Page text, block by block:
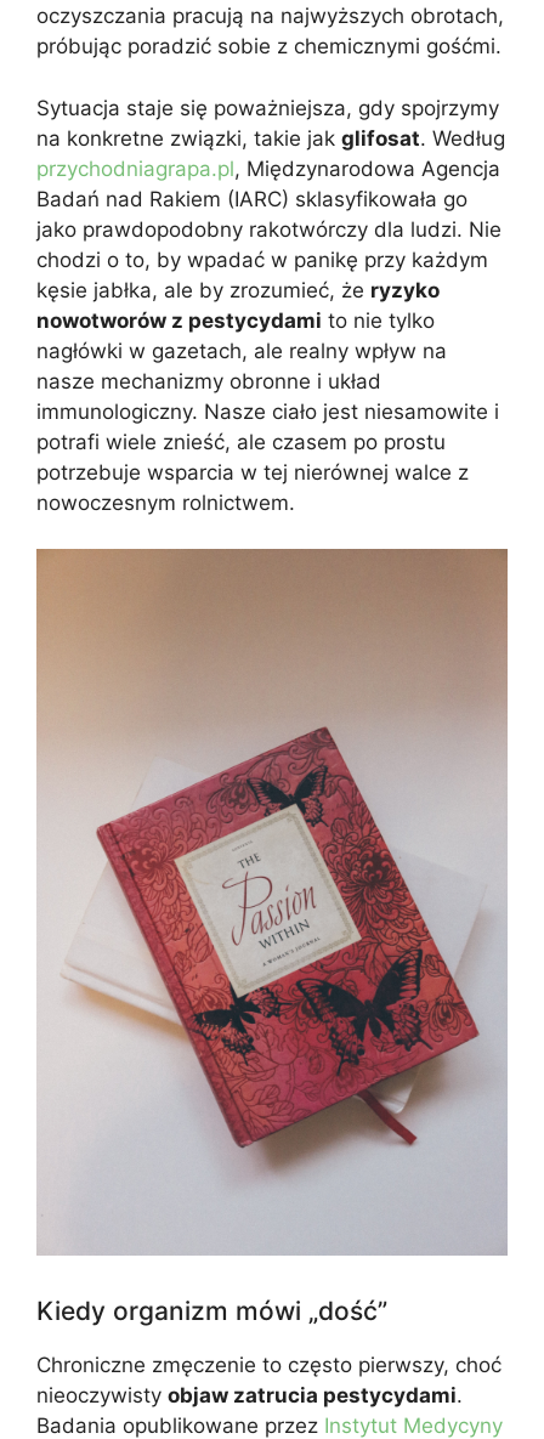
oczyszczania pracują na najwyższych obrotach,
próbując poradzić sobie z chemicznymi gośćmi.
Sytuacja staje się poważniejsza, gdy spojrzymy
na konkretne związki, takie jak glifosat. Według
przychodniagrapa.pl, Międzynarodowa Agencja
Badań nad Rakiem (IARC) sklasyfikowała go
jako prawdopodobny rakotwórczy dla ludzi. Nie
chodzi o to, by wpadać w panikę przy każdym
kęsie jabłka, ale by zrozumieć, że ryzyko
nowotworów z pestycydami to nie tylko
nagłówki w gazetach, ale realny wpływ na
nasze mechanizmy obronne i układ
immunologiczny. Nasze ciało jest niesamowite i
potrafi wiele znieść, ale czasem po prostu
potrzebuje wsparcia w tej nierównej walce z
nowoczesnym rolnictwem.
Kiedy organizm mówi „dość”
Chroniczne zmęczenie to często pierwszy, choć
nieoczywisty objaw zatrucia pestycydami.
Badania opublikowane przez Instytut Medycyny